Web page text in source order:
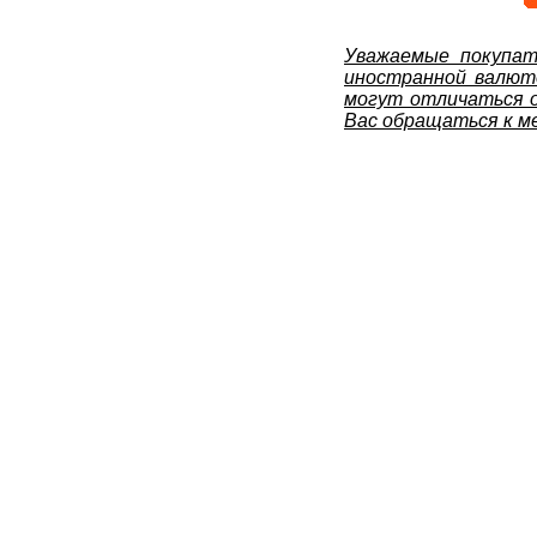
Уважаемые
иностранной
могут отличаться
Вас обращаться к